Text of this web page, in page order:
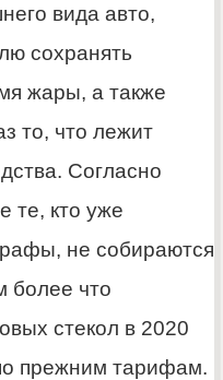
вида авто,
сохранять
жары, а также
то, что лежит
Согласно
те, кто уже
не собираются
более что
стекол в 2020
прежним тарифам.